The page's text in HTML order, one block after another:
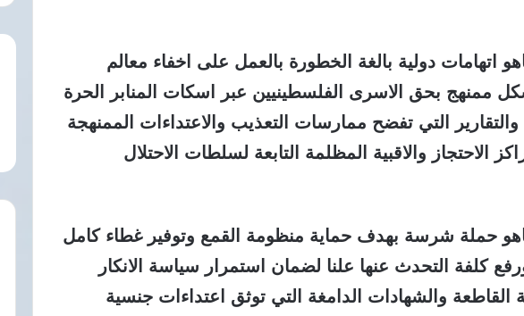
اتهامات دولية بالغة الخطورة بالعمل على اخفاء معالم
ممنهج بحق الاسرى الفلسطينيين عبر اسكات المنابر الحرة
التي تفضح ممارسات التعذيب والاعتداءات الممنهجة
الاحتجاز والاقبية المظلمة التابعة لسلطات الاحتلال
حملة شرسة بهدف حماية منظومة القمع وتوفير غطاء كامل
كلفة التحدث عنها علنا لضمان استمرار سياسة الانكار
القاطعة والشهادات الدامغة التي توثق اعتداءات جنسية